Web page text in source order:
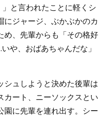
」と言われたことに軽くシ
にジャージ、ぶかぶかのカ
め、先輩からも「その格好
や、おばあちゃんだな」
シュしようと決めた後輩は
カート、ニーソックスとい
園に先輩を連れ出す。シー